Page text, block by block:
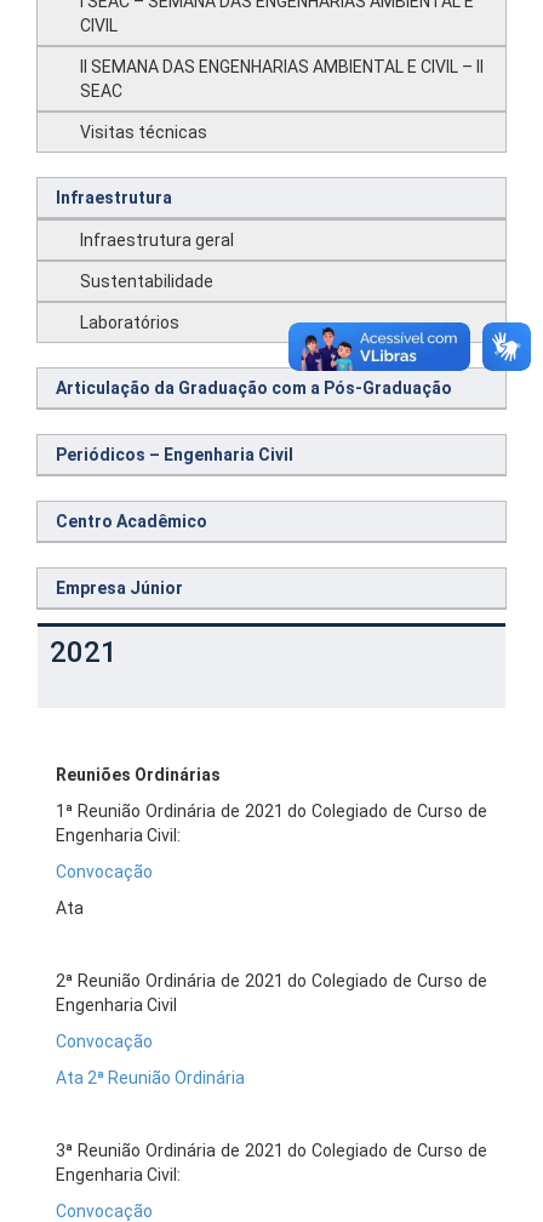
CIVIL
II SEMANA DAS ENGENHARIAS AMBIENTAL E CIVIL – II
SEAC
Visitas técnicas
Infraestrutura
Infraestrutura geral
Sustentabilidade
Laboratórios
Articulação da Graduação com a Pós-Graduação
Periódicos – Engenharia Civil
Centro Acadêmico
Empresa Júnior
2021
Reuniões Ordinárias
1ª Reunião Ordinária de 2021 do Colegiado de Curso de
Engenharia Civil:
Convocação
Ata
2ª Reunião Ordinária de 2021 do Colegiado de Curso de
Engenharia Civil
Convocação
Ata 2ª Reunião Ordinária
3ª Reunião Ordinária de 2021 do Colegiado de Curso de
Engenharia Civil:
Convocação